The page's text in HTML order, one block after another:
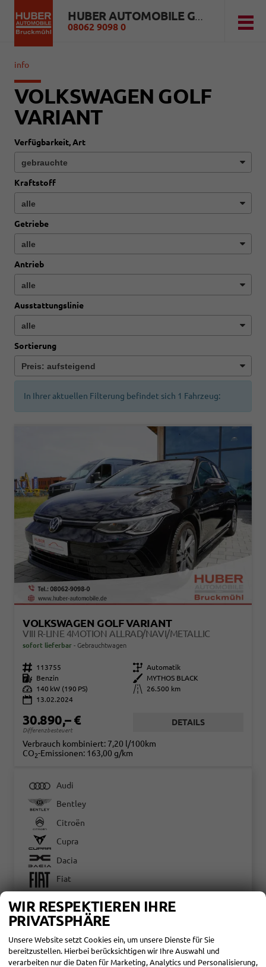
HUBER AUTOMOBILE GMBH
08062 9098 0
info
VOLKSWAGEN GOLF
VARIANT
Verfügbarkeit, Art
Kraftstoff
Getriebe
Antrieb
Ausstattungslinie
Sortierung
In Ihrer aktuellen Filterung befindet sich 1 Fahrzeug:
VOLKSWAGEN GOLF VARIANT
VIII R-LINE 4MOTION ALLRAD/NAVI/METALLIC
sofort lieferbar Gebrauchtwagen
Fahrzeugnr. 113755 Getriebe Automatik
Kraftstoff
Benzin Außenfarbe
MYTHOS BLACK
Leistung
140 kW (190 PS) Kilometerstand
26.500 km
13.02.2024
30.890,– €
Differenzbesteuert
DETAILS
Verbrauch kombiniert: 7,20 l/100km
CO2-Emissionen: 163,00 g/km
Audi
Bentley
Citroën
Cupra
Dacia
Fiat
Hyundai
Jeep
Maxus
WIR RESPEKTIEREN IHRE
PRIVATSPHÄRE
Unsere Website setzt Cookies ein, um unsere Dienste für Sie
bereitzustellen. Hierbei berücksichtigen wir Ihre Auswahl und
verarbeiten nur die Daten für Marketing, Analytics und Personalisierung,